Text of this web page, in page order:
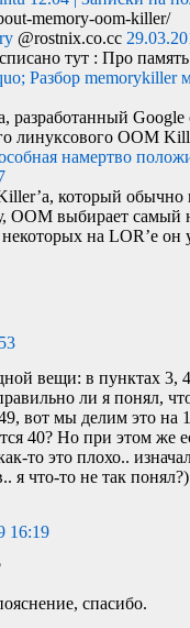
memory-oom-killer/
@rostnix.co.cc
тут : Про
Разбор memorykiller
разработанный
линуксовогоOOM
намертво
который обычно
OOM выбирает самый
некоторых наLOR’е он
вещи: в пунктах 3,
ли я понял,
вот мы делим это
40? Но при этом
то это плохо..
я что-то не так понял?)
16:19
спасибо.